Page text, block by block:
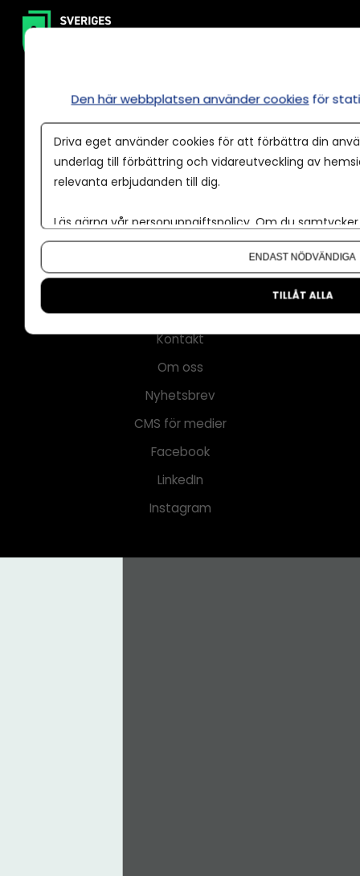
Annonsera
Våra användarvillkor
Annonspolicy
Tillgänglighet
Kontakt
Om oss
Nyhetsbrev
CMS för medier
Facebook
LinkedIn
Instagram
Den här webbplatsen använder cookies för
Driva eget använder cookies för att förbättra din
underlag till förbättring och vidareutveckling av
relevanta erbjudanden till dig.
Läs gärna vår personuppgiftspolicy. Om du
Om du vill ändra ditt val i efterhand hittar du den
ENDAST NÖDVÄNDIGA
TILLÅT ALLA